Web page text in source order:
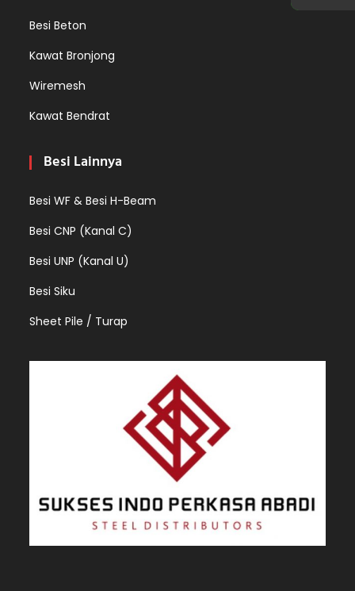
Besi Beton
Kawat Bronjong
Wiremesh
Kawat Bendrat
Besi Lainnya
Besi WF & Besi H-Beam
Besi CNP (Kanal C)
Besi UNP (Kanal U)
Besi Siku
Sheet Pile / Turap